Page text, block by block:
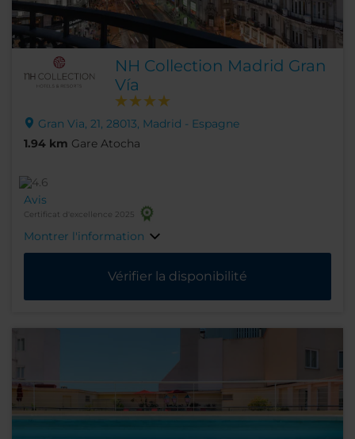
NH Collection Madrid Gran
Vía
Gran Via, 21, 28013, Madrid - Espagne
1.94 km Gare Atocha
Avis
Certificat d'excellence 2025
Montrer l'information
Vérifier la disponibilité